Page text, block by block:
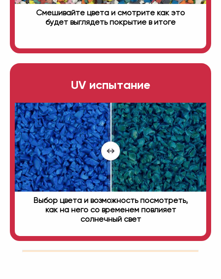
Смешивайте цвета и смотрите как это
будет выглядеть покрытие в итоге
UV испытание
Выбор цвета и возможность посмотреть,
как на него со временем повлияет
солнечный свет